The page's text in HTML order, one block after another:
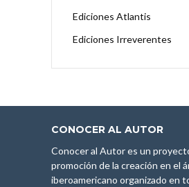
Ediciones Atlantis
Ediciones Irreverentes
CONOCER AL AUTOR
Conocer al Autor es un
promoción de la creación en el
iberoamericano organizado en